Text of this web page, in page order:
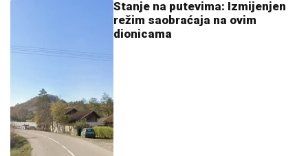
Stanje na putevima: Izmijenjen
režim saobraćaja na ovim
dionicama